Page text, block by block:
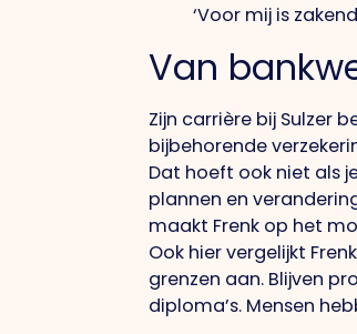
‘Voor mij is
Van
Zijn carrière bij Sulzer
bijbehorende
Dat hoeft ook niet als
plannen en
maakt Frenk op het
Ook hier vergelijkt
grenzen aan. Blijven
diploma’s. Mensen